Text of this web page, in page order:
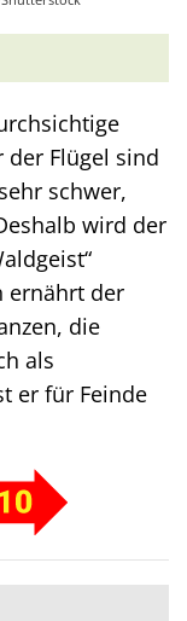
der Flügel sind
schwer,
wird der
ernährt der
die
als
er für Feinde